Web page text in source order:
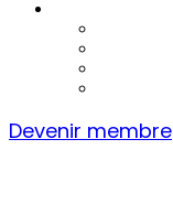
Devenir membre